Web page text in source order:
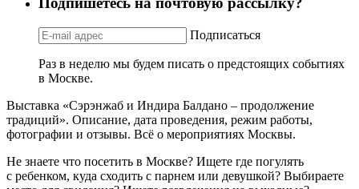
Подписаться
Раз в неделю мы будем писать о предстоящих событиях
в Москве.
Выставка «Сэрэнжаб и Индира Балдано – продолжение
традиций». Описание, дата проведения, режим работы,
фотографии и отзывы. Всё о мероприятиях Москвы.
Не знаете что посетить в Москве? Ищете где погулять
с ребенком, куда сходить с парнем или девушкой? Выбираете